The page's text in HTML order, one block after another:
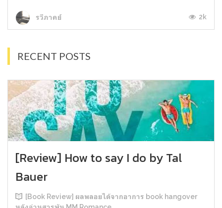
รวีภาคย์ 2k
RECENT POSTS
[Review] How to say I do by Tal
Bauer
[Book Review] ผลพลอยได้จากอาการ book hangover